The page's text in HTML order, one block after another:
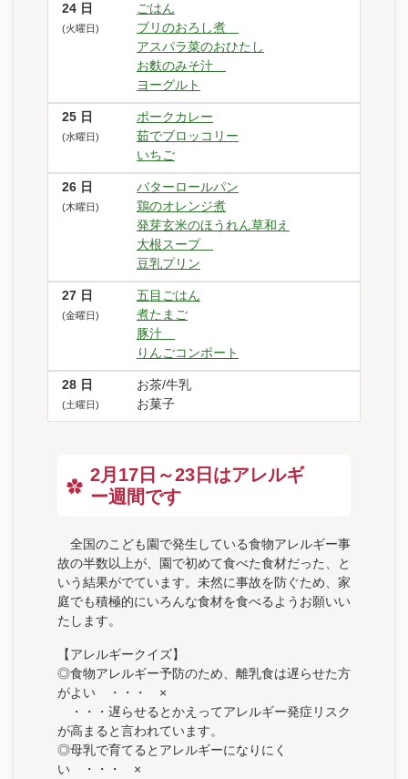
24 日
(火曜日)
ごはん
ブリのおろし煮
アスパラ菜のおひたし
お麩のみそ汁
ヨーグルト
25 日
(水曜日)
ポークカレー
茹でブロッコリー
いちご
26 日
(木曜日)
バターロールパン
鶏のオレンジ煮
発芽玄米のほうれん草和え
大根スープ
豆乳プリン
27 日
(金曜日)
五目ごはん
煮たまご
豚汁
りんごコンポート
28 日
(土曜日)
お茶/牛乳
お菓子
2月17日～23日はアレルギ
ー週間です
全国のこども園で発生している食物アレルギー事
故の半数以上が、園で初めて食べた食材だった、と
いう結果がでています。未然に事故を防ぐため、家
庭でも積極的にいろんな食材を食べるようお願いい
たします。
【アレルギークイズ】
◎食物アレルギー予防のため、離乳食は遅らせた方
がよい ・・・ ×
・・・遅らせるとかえってアレルギー発症リスク
が高まると言われています。
◎母乳で育てるとアレルギーになりにく
い ・・・ ×